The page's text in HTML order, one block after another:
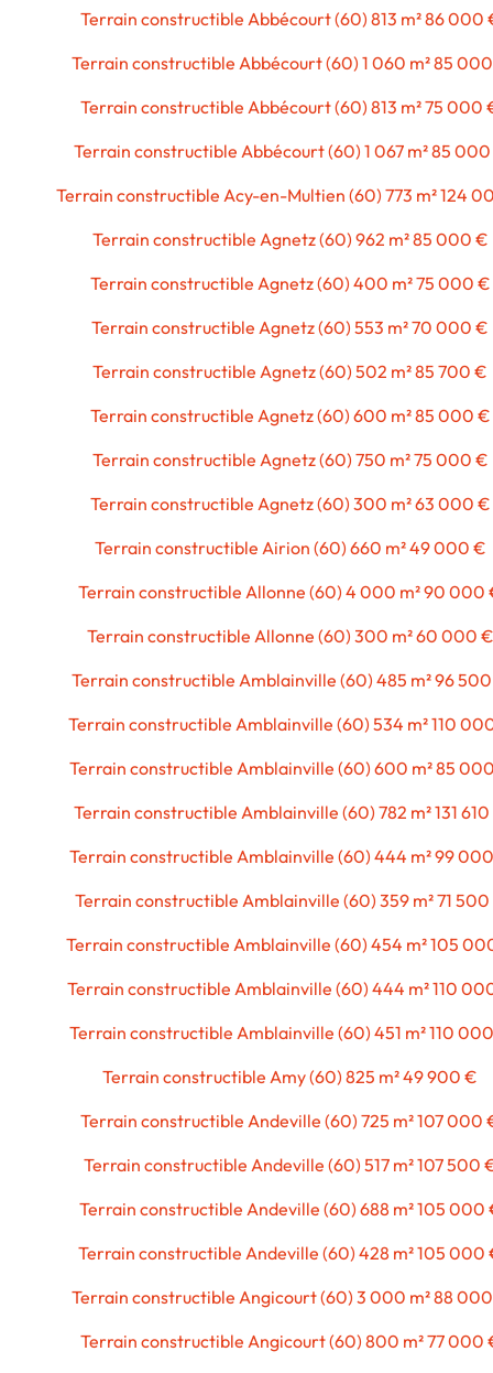
Terrain constructible Abbécourt (60) 813 m² 86 000
Terrain constructible Abbécourt (60) 1 060 m² 85
Terrain constructible Abbécourt (60) 813 m² 75 000
Terrain constructible Abbécourt (60) 1 067 m² 85
Terrain constructible Acy-en-Multien (60) 773 m² 124
Terrain constructible Agnetz (60) 962 m² 85 000 €
Terrain constructible Agnetz (60) 400 m² 75 000 €
Terrain constructible Agnetz (60) 553 m² 70 000 €
Terrain constructible Agnetz (60) 502 m² 85 700 €
Terrain constructible Agnetz (60) 600 m² 85 000 €
Terrain constructible Agnetz (60) 750 m² 75 000 €
Terrain constructible Agnetz (60) 300 m² 63 000 €
Terrain constructible Airion (60) 660 m² 49 000 €
Terrain constructible Allonne (60) 4 000 m² 90 000
Terrain constructible Allonne (60) 300 m² 60 000 €
Terrain constructible Amblainville (60) 485 m² 96
Terrain constructible Amblainville (60) 534 m² 110
Terrain constructible Amblainville (60) 600 m² 85
Terrain constructible Amblainville (60) 782 m² 131
Terrain constructible Amblainville (60) 444 m² 99
Terrain constructible Amblainville (60) 359 m² 71
Terrain constructible Amblainville (60) 454 m² 105
Terrain constructible Amblainville (60) 444 m² 110
Terrain constructible Amblainville (60) 451 m² 110
Terrain constructible Amy (60) 825 m² 49 900 €
Terrain constructible Andeville (60) 725 m² 107 000
Terrain constructible Andeville (60) 517 m² 107 500
Terrain constructible Andeville (60) 688 m² 105 000
Terrain constructible Andeville (60) 428 m² 105 000
Terrain constructible Angicourt (60) 3 000 m² 88
Terrain constructible Angicourt (60) 800 m² 77 000